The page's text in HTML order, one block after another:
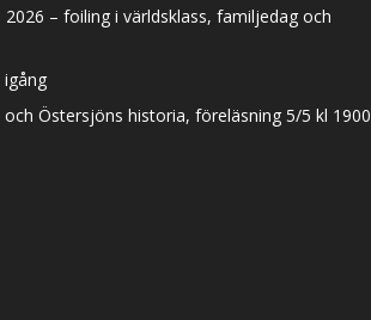
– foiling i världsklass, familjedag och
igång
Östersjöns historia, föreläsning 5/5 kl 1900